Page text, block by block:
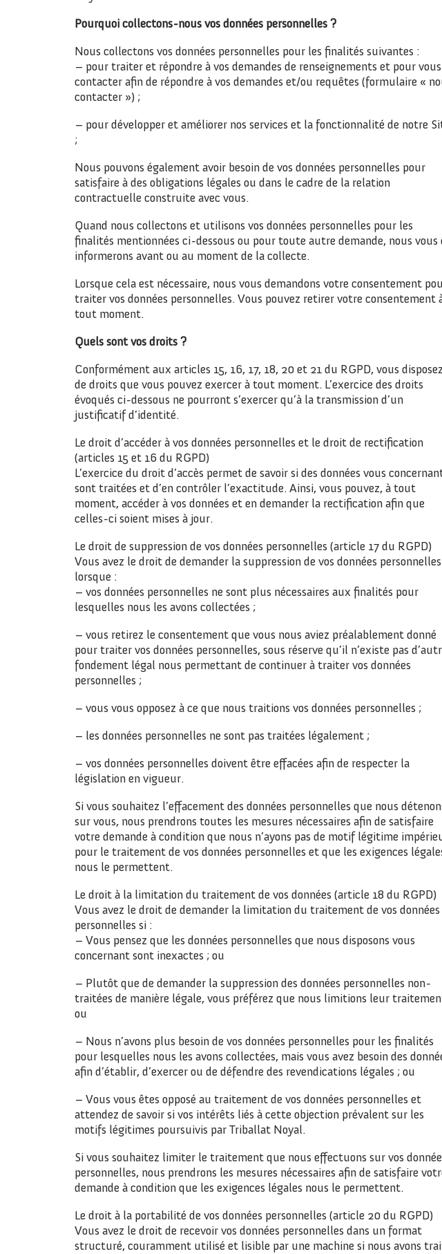
Pourquoi collectons-nous vos données personnelles ?
Nous collectons vos données personnelles pour les finalités suivantes :
– pour traiter et répondre à vos demandes de renseignements et pour vous
contacter afin de répondre à vos demandes et/ou requêtes (formulaire «
contacter ») ;
– pour développer et améliorer nos services et la fonctionnalité de notre
;
Nous pouvons également avoir besoin de vos données personnelles pour
satisfaire à des obligations légales ou dans le cadre de la relation
contractuelle construite avec vous.
Quand nous collectons et utilisons vos données personnelles pour les
finalités mentionnées ci-dessous ou pour toute autre demande, nous vous
informerons avant ou au moment de la collecte.
Lorsque cela est nécessaire, nous vous demandons votre consentement
traiter vos données personnelles. Vous pouvez retirer votre consentement
tout moment.
Quels sont vos droits ?
Conformément aux articles 15, 16, 17, 18, 20 et 21 du RGPD, vous disposez
de droits que vous pouvez exercer à tout moment. L’exercice des droits
évoqués ci-dessous ne pourront s’exercer qu’à la transmission d’un
justificatif d’identité.
Le droit d’accéder à vos données personnelles et le droit de rectification
(articles 15 et 16 du RGPD)
L’exercice du droit d’accès permet de savoir si des données vous
sont traitées et d’en contrôler l’exactitude. Ainsi, vous pouvez, à tout
moment, accéder à vos données et en demander la rectification afin que
celles-ci soient mises à jour.
Le droit de suppression de vos données personnelles (article 17 du RGPD)
Vous avez le droit de demander la suppression de vos données personnelles
lorsque :
– vos données personnelles ne sont plus nécessaires aux finalités pour
lesquelles nous les avons collectées ;
– vous retirez le consentement que vous nous aviez préalablement donné
pour traiter vos données personnelles, sous réserve qu’il n’existe pas
fondement légal nous permettant de continuer à traiter vos données
personnelles ;
– vous vous opposez à ce que nous traitions vos données personnelles ;
– les données personnelles ne sont pas traitées légalement ;
– vos données personnelles doivent être effacées afin de respecter la
législation en vigueur.
Si vous souhaitez l’effacement des données personnelles que nous
sur vous, nous prendrons toutes les mesures nécessaires afin de satisfaire
votre demande à condition que nous n’ayons pas de motif légitime
pour le traitement de vos données personnelles et que les exigences
nous le permettent.
Le droit à la limitation du traitement de vos données (article 18 du RGPD)
Vous avez le droit de demander la limitation du traitement de vos données
personnelles si :
– Vous pensez que les données personnelles que nous disposons vous
concernant sont inexactes ; ou
– Plutôt que de demander la suppression des données personnelles non-
traitées de manière légale, vous préférez que nous limitions leur
ou
– Nous n’avons plus besoin de vos données personnelles pour les finalités
pour lesquelles nous les avons collectées, mais vous avez besoin des
afin d’établir, d’exercer ou de défendre des revendications légales ; ou
– Vous vous êtes opposé au traitement de vos données personnelles et
attendez de savoir si vos intérêts liés à cette objection prévalent sur les
motifs légitimes poursuivis par Triballat Noyal.
Si vous souhaitez limiter le traitement que nous effectuons sur vos
personnelles, nous prendrons les mesures nécessaires afin de satisfaire
demande à condition que les exigences légales nous le permettent.
Le droit à la portabilité de vos données personnelles (article 20 du RGPD)
Vous avez le droit de recevoir vos données personnelles dans un format
structuré, couramment utilisé et lisible par une machine si nous avons